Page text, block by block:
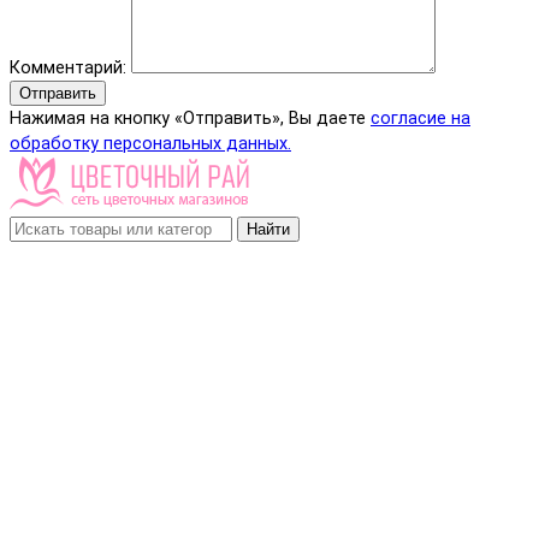
Комментарий:
Отправить
Нажимая на кнопку «Отправить», Вы даете согласие на
обработку персональных данных.
Найти